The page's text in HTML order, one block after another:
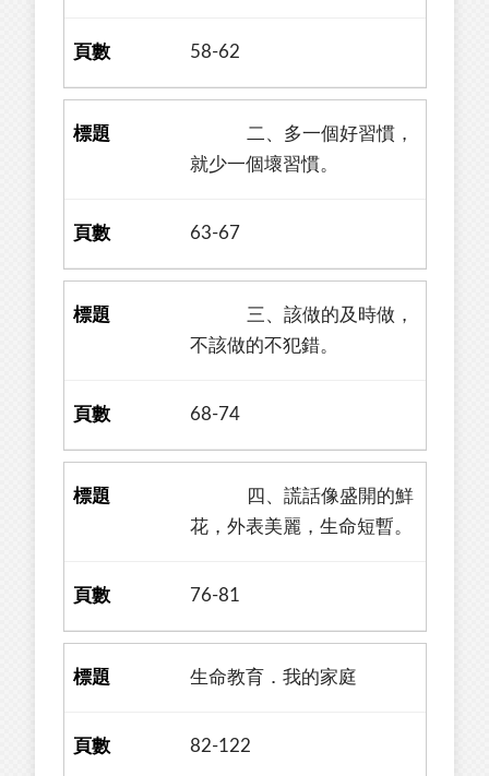
58-62
二、多一個好習慣，
就少一個壞習慣。
63-67
三、該做的及時做，
不該做的不犯錯。
68-74
四、謊話像盛開的鮮
花，外表美麗，生命短暫。
76-81
生命教育．我的家庭
82-122